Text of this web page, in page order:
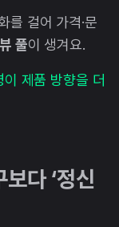
를 걸어 가격·문
풀이 생겨요.
제품 방향을 더
다 ‘정신